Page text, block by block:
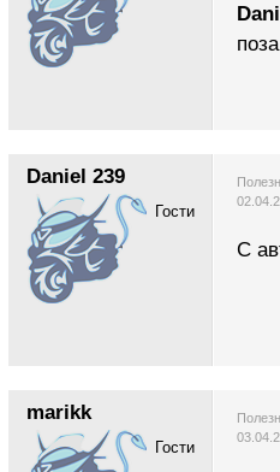
Daniel 239
Гости
C
marikk
Гости